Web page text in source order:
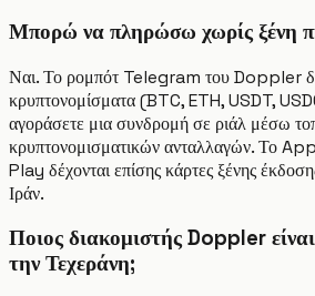
Μπορώ να πληρώσω χωρίς ξένη
Ναι. Το ρομπότ Telegram του Doppler
κρυπτονομίσματα (BTC, ETH, USDT,
αγοράσετε μια συνδρομή σε ριάλ μέσω
κρυπτονομισματικών ανταλλαγών. Το
Play δέχονται επίσης κάρτες ξένης
Ιράν.
Ποιος διακομιστής Doppler
την Τεχεράνη;